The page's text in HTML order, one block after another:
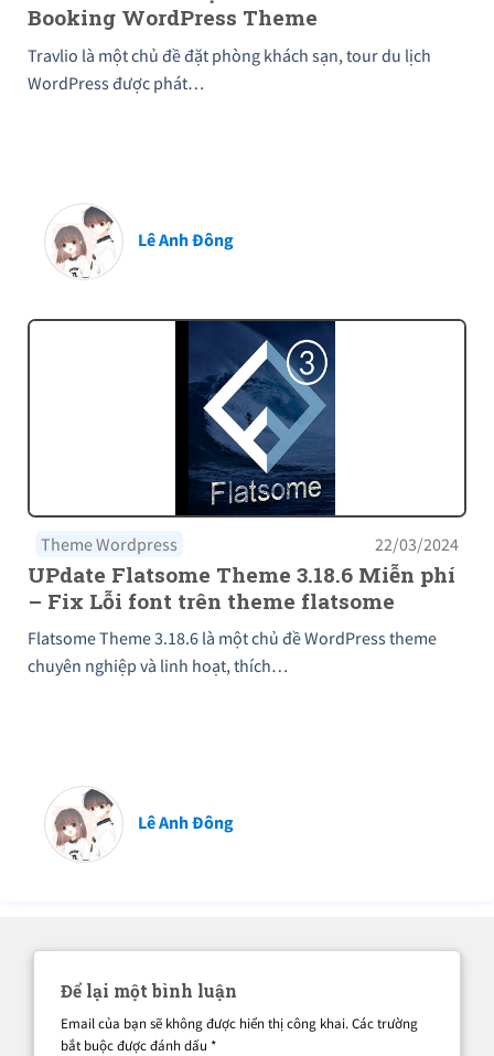
Booking WordPress Theme
Travlio là một chủ đề đặt phòng khách sạn, tour du lịch
WordPress được phát…
Lê Anh Đông
Theme Wordpress 22/03/2024
UPdate Flatsome Theme 3.18.6 Miễn phí
– Fix Lỗi font trên theme flatsome
Flatsome Theme 3.18.6 là một chủ đề WordPress theme
chuyên nghiệp và linh hoạt, thích…
Lê Anh Đông
Để lại một bình luận
Email của bạn sẽ không được hiển thị công khai.Các trường
bắt buộc được đánh dấu *